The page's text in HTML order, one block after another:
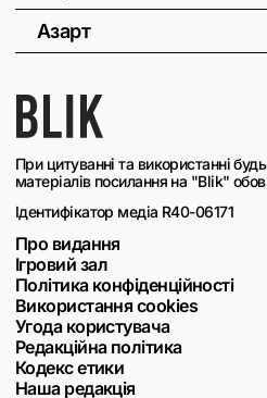
При цитуванні та використанні
матеріалів посилання на "Blik"
Ідентифікатор медіа R40-06171
Про видання
Ігровий зал
Політика конфіденційності
Використання cookies
Угода користувача
Редакційна політика
Кодекс етики
Наша редакція
Азарт